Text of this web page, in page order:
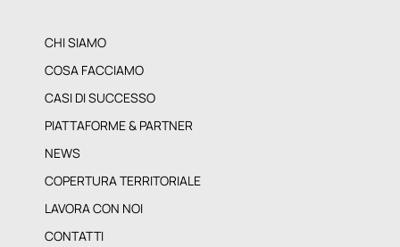
CHI SIAMO
COSA FACCIAMO
CASI DI SUCCESSO
PIATTAFORME & PARTNER
NEWS
COPERTURA TERRITORIALE
LAVORA CON NOI
CONTATTI